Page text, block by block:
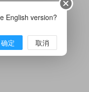
English version?
确定 取消